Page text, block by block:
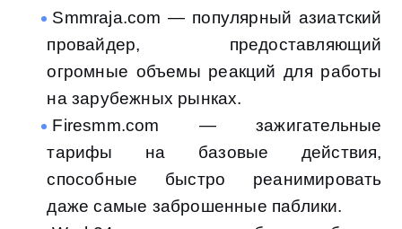
Smmraja.com — популярный азиатский
провайдер, предоставляющий
огромные объемы реакций для работы
на зарубежных рынках.
Firesmm.com — зажигательные
тарифы на базовые действия,
способные быстро реанимировать
даже самые заброшенные паблики.